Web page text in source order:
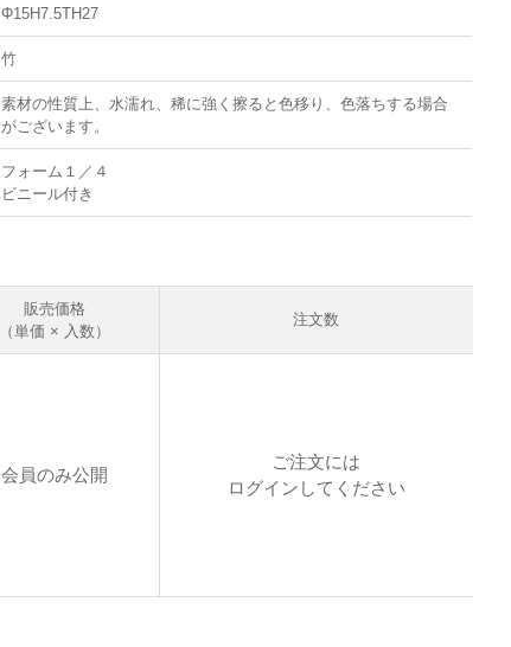
Φ15H7.5TH27
竹
素材の性質上、水濡れ、稀に強く擦ると色移り、色落ちする場合
がございます。
フォーム１／４
ビニール付き
販売価格
（単価 × 入数）
注文数
会員のみ公開
ご注文には
ログイン してください